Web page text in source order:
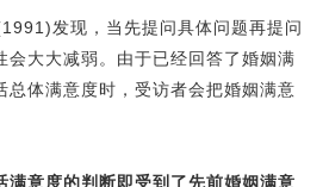
发现，当先提问具体问题再提问
会大大减弱。由于已经回答了婚姻满
总体满意度时，受访者会把婚姻满意
满意度的判断即受到了先前婚姻满意